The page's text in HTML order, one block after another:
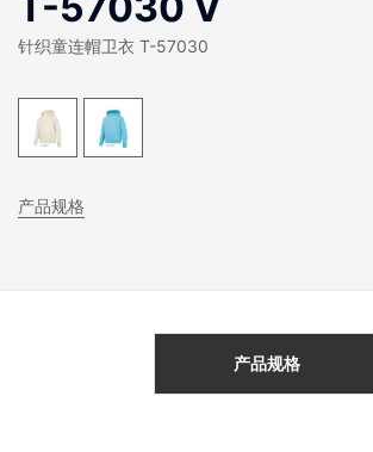
针织童连帽卫衣 T-57030
产品规格
产品规格